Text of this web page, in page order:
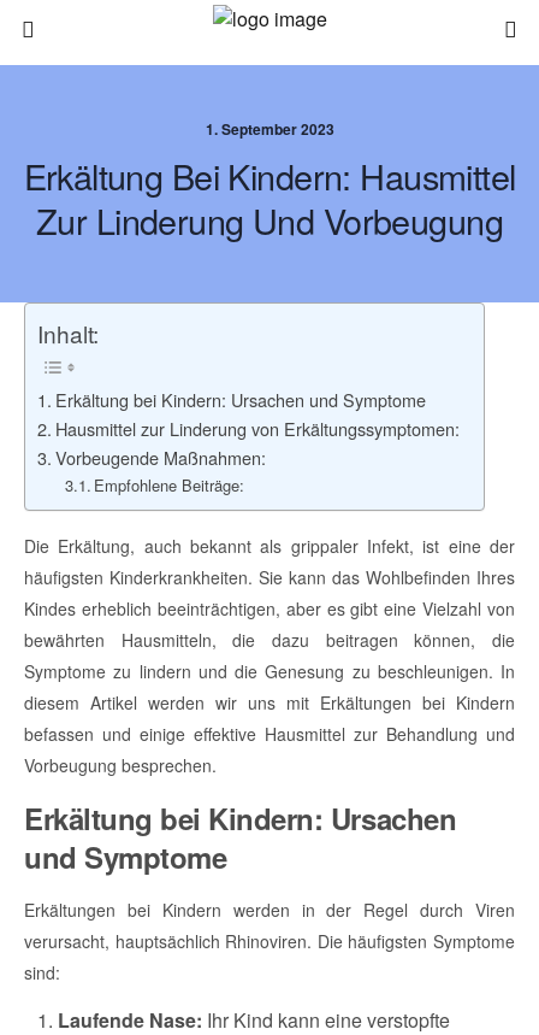
1. September 2023
Erkältung Bei Kindern: Hausmittel
Zur Linderung Und Vorbeugung
Inhalt:
Erkältung bei Kindern: Ursachen und Symptome
Hausmittel zur Linderung von Erkältungssymptomen:
Vorbeugende Maßnahmen:
Empfohlene Beiträge:
Die Erkältung, auch bekannt als grippaler Infekt, ist eine der
häufigsten Kinderkrankheiten. Sie kann das Wohlbefinden Ihres
Kindes erheblich beeinträchtigen, aber es gibt eine Vielzahl von
bewährten Hausmitteln, die dazu beitragen können, die
Symptome zu lindern und die Genesung zu beschleunigen. In
diesem Artikel werden wir uns mit Erkältungen bei Kindern
befassen und einige effektive Hausmittel zur Behandlung und
Vorbeugung besprechen.
Erkältung bei Kindern: Ursachen
und Symptome
Erkältungen bei Kindern werden in der Regel durch Viren
verursacht, hauptsächlich Rhinoviren. Die häufigsten Symptome
sind:
Laufende Nase: Ihr Kind kann eine verstopfte